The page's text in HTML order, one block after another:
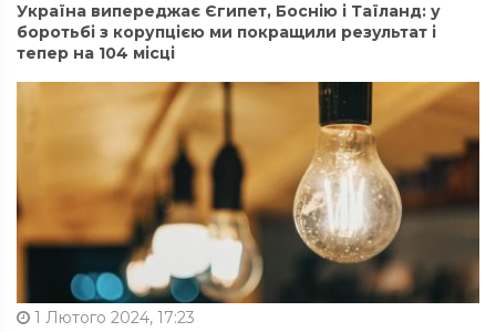
Україна випереджає Єгипет, Боснію і Таїланд: у
боротьбі з корупцією ми покращили результат і
тепер на 104 місці
1 Лютого 2024, 17:23